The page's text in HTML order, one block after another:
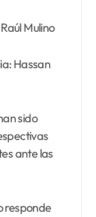
Mulino
Hassan
sido
ante las
responde